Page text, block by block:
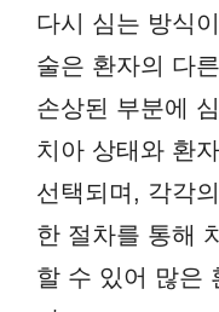
다시 심는 방식
술은 환자의 다
손상된 부분에
치아 상태와 환
선택되며, 각각
한 절차를 통해
할 수 있어 많은